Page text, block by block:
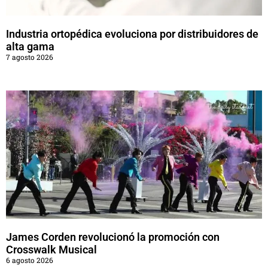
Industria ortopédica evoluciona por distribuidores de
alta gama
7 agosto 2026
James Corden revolucionó la promoción con
Crosswalk Musical
6 agosto 2026